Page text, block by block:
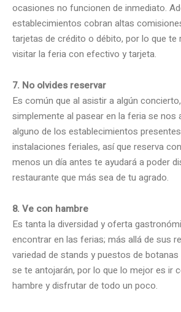
ocasiones no funcionen de inmediato.
establecimientos cobran altas
tarjetas de crédito o débito, por lo que te
visitar la feria con efectivo y tarjeta.
7. No olvides reservar
Es común que al asistir a algún
simplemente al pasear en la feria se nos
alguno de los establecimientos
instalaciones feriales, así que reserva
menos un día antes te ayudará a poder
restaurante que más sea de tu agrado.
8. Ve con hambre
Es tanta la diversidad y oferta
encontrar en las ferias; más allá de sus
variedad de stands y puestos de
se te antojarán, por lo que lo mejor es ir
hambre y disfrutar de todo un poco.